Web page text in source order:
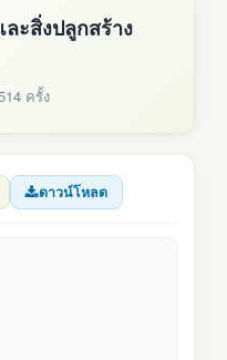
ะสิ่งปลูกสร้าง
ครั้ง
ดาวน์โหลด